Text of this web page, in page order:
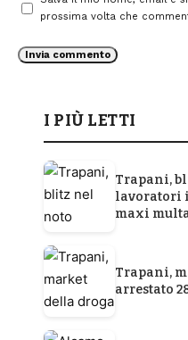
prossima volta che
I PIÙ LETTI
Trapani,
lavoratori
maxi
Trapani,
arrestato